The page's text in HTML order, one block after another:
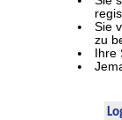
Sie
zu